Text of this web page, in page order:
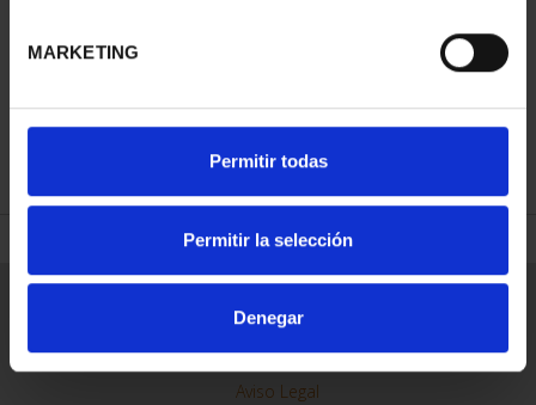
MARKETING
Permitir todas
Permitir la selección
Denegar
REFINAR
Contacto
Preguntas Frequentes (FAQs)
Aviso Legal